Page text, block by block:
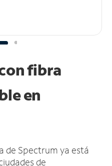
fibra
en
de Spectrum ya está
de